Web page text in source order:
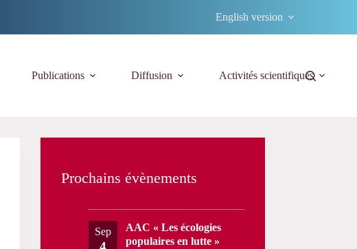
English version
Publications Diffusion Activités scientifiques
Prochains évènements
Sep
AAC « Les écologies
populaires en lutte »